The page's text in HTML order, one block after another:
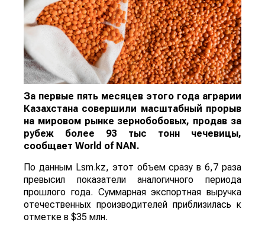
За первые пять месяцев этого года аграрии
Казахстана совершили масштабный прорыв
на мировом рынке зернобобовых, продав за
рубеж более 93 тыс тонн чечевицы,
сообщает World of NAN .
По данным Lsm.kz, этот объем сразу в 6,7 раза
превысил показатели аналогичного периода
прошлого года. Суммарная экспортная выручка
отечественных производителей приблизилась к
отметке в $35 млн.